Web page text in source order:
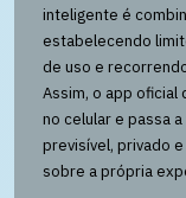
inteligente é
estabelecendo
de uso e
Assim, o app oficial
no celular e passa
previsível, privado
sobre a própria